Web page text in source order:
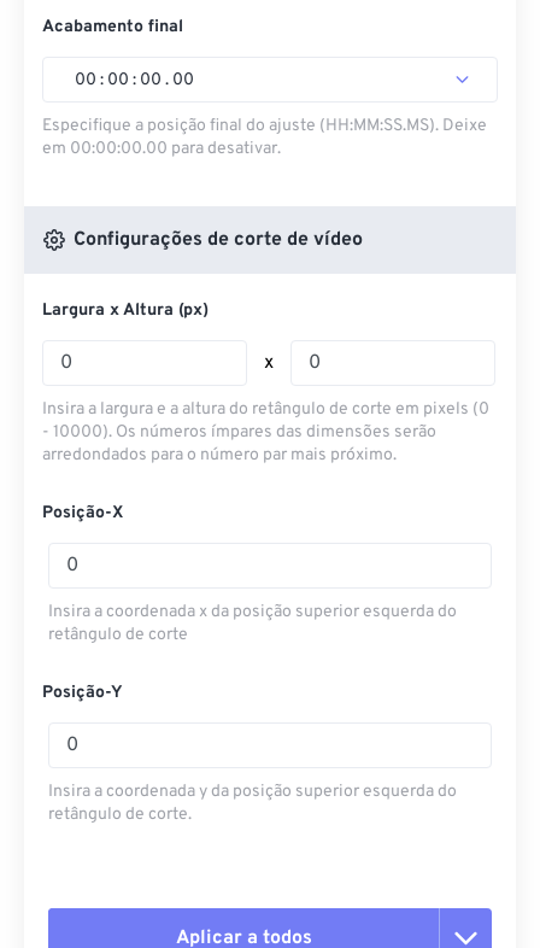
Acabamento final
00 : 00 : 00 . 00
Especifique a posição final do ajuste (HH:MM:SS.MS). Deixe
em 00:00:00.00 para desativar.
Configurações de corte de vídeo
Largura x Altura (px)
x
Insira a largura e a altura do retângulo de corte em pixels (0
- 10000). Os números ímpares das dimensões serão
arredondados para o número par mais próximo.
Posição-X
Insira a coordenada x da posição superior esquerda do
retângulo de corte
Posição-Y
Insira a coordenada y da posição superior esquerda do
retângulo de corte.
Aplicar a todos